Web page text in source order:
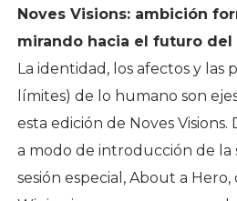
Noves Visions: ambición
mirando hacia el futuro
La identidad, los afectos y las
límites) de lo humano son
esta edición de Noves
a modo de introducción de la
sesión especial, About a